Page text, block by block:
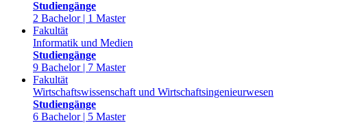
Studiengänge
2 Bachelor | 1 Master
Fakultät
Informatik und Medien
Studiengänge
9 Bachelor | 7 Master
Fakultät
Wirtschaftswissenschaft und Wirtschaftsingenieurwesen
Studiengänge
6 Bachelor | 5 Master